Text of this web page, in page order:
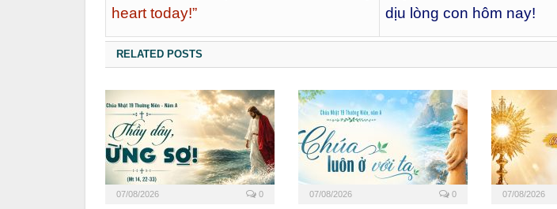
heart today!”
dịu lòng con hôm nay!
RELATED POSTS
07/08/2026 0 07/08/2026 0 07/08/2026